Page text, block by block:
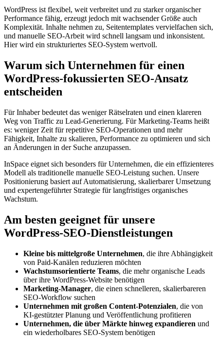
WordPress ist flexibel, weit verbreitet und zu starker organischer
Performance fähig, erzeugt jedoch mit wachsender Größe auch
Komplexität. Inhalte nehmen zu, Seitentemplates vervielfachen sich,
und manuelle SEO‑Arbeit wird schnell langsam und inkonsistent.
Hier wird ein strukturiertes SEO‑System wertvoll.
Warum sich Unternehmen für einen
WordPress-fokussierten SEO-Ansatz
entscheiden
Für Inhaber bedeutet das weniger Rätselraten und einen klareren
Weg von Traffic zu Lead‑Generierung. Für Marketing‑Teams heißt
es: weniger Zeit für repetitive SEO‑Operationen und mehr
Fähigkeit, Inhalte zu skalieren, Performance zu optimieren und sich
an Änderungen in der Suche anzupassen.
InSpace eignet sich besonders für Unternehmen, die ein effizienteres
Modell als traditionelle manuelle SEO‑Leistung suchen. Unsere
Positionierung basiert auf Automatisierung, skalierbarer Umsetzung
und expertengeführter Strategie für langfristiges organisches
Wachstum.
Am besten geeignet für unsere
WordPress-SEO-Dienstleistungen
Kleine bis mittelgroße Unternehmen, die ihre Abhängigkeit
von Paid‑Kanälen reduzieren möchten
Wachstumsorientierte Teams, die mehr organische Leads
über ihre WordPress‑Website benötigen
Marketing-Manager, die einen schnelleren, skalierbareren
SEO‑Workflow suchen
Unternehmen mit großen Content-Potenzialen, die von
KI‑gestützter Planung und Veröffentlichung profitieren
Unternehmen, die über Märkte hinweg expandieren und
ein wiederholbares SEO‑System benötigen